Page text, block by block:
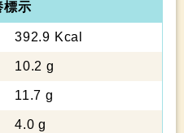
標示
392.9 Kcal
10.2 g
11.7 g
4.0 g